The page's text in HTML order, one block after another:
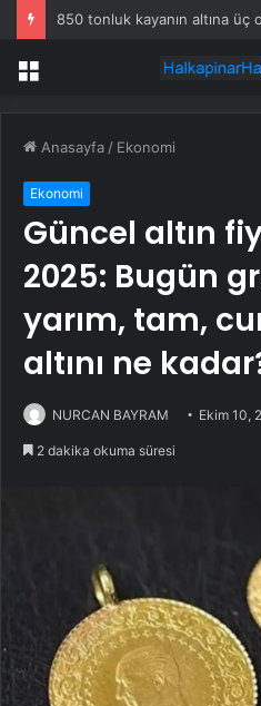
850 tonluk kayanın altına üç
Menü
Anasayfa / Ekonomi
Ekonomi
Güncel altın
2025: Bugün
yarım, tam,
altını ne
NURCAN BAYRAM Ekim 10,
2 dakika okuma süresi